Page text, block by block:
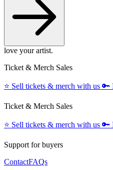
love your artist.
Ticket & Merch Sales
⭐️ Sell tickets & merch with us 🔑
Ticket & Merch Sales
⭐️ Sell tickets & merch with us 🔑
Support for buyers
ContactFAQs